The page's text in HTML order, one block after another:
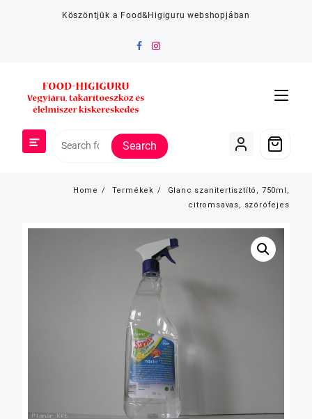
Köszöntjük a Food&Higiguru webshopjában
Search
Home Termékek
Glanc szanitertisztító, 750ml,
citromsavas, szórófejes